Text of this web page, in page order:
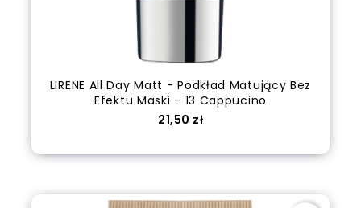
LIRENE All Day Matt - Podkład Matujący Bez
Efektu Maski - 13 Cappucino
Cena
21,50 zł